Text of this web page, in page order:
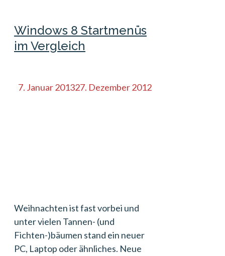
Windows 8 Startmenüs
im Vergleich
7. Januar 201327. Dezember 2012
Weihnachten ist fast vorbei und
unter vielen Tannen- (und
Fichten-)bäumen stand ein neuer
PC, Laptop oder ähnliches. Neue